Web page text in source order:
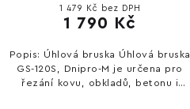
1 479 Kč bez DPH
1 790 Kč
Popis: Úhlová bruska Úhlová bruska
GS-120S, Dnipro-M je určena pro
řezání kovu, obkladů, betonu i